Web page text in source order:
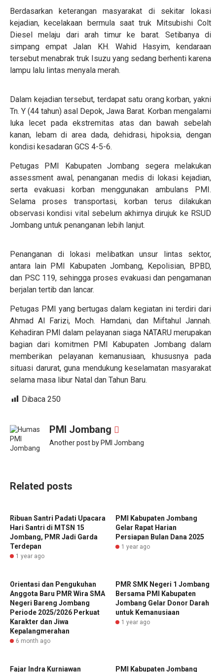
Berdasarkan keterangan masyarakat di sekitar lokasi
kejadian, kecelakaan bermula saat truk Mitsubishi Colt
Diesel melaju dari arah timur ke barat. Setibanya di
simpang empat Jalan KH. Wahid Hasyim, kendaraan
tersebut menabrak truk Isuzu yang sedang berhenti karena
lampu lalu lintas menyala merah.
Dalam kejadian tersebut, terdapat satu orang korban, yakni
Tn. Y (44 tahun) asal Depok, Jawa Barat. Korban mengalami
luka lecet pada ekstremitas atas dan bawah sebelah
kanan, lebam di area dada, dehidrasi, hipoksia, dengan
kondisi kesadaran GCS 4-5-6.
Petugas PMI Kabupaten Jombang segera melakukan
assessment awal, penanganan medis di lokasi kejadian,
serta evakuasi korban menggunakan ambulans PMI.
Selama proses transportasi, korban terus dilakukan
observasi kondisi vital sebelum akhirnya dirujuk ke RSUD
Jombang untuk penanganan lebih lanjut.
Penanganan di lokasi melibatkan unsur lintas sektor,
antara lain PMI Kabupaten Jombang, Kepolisian, BPBD,
dan PSC 119, sehingga proses evakuasi dan pengamanan
berjalan tertib dan lancar.
Petugas PMI yang bertugas dalam kegiatan ini terdiri dari
Ahmad Al Farizi, Moch. Hamdani, dan Miftahul Jannah.
Kehadiran PMI dalam pelayanan siaga NATARU merupakan
bagian dari komitmen PMI Kabupaten Jombang dalam
memberikan pelayanan kemanusiaan, khususnya pada
situasi darurat, guna mendukung keselamatan masyarakat
selama masa libur Natal dan Tahun Baru.
Dibaca 250
PMI Jombang
Another post by PMI Jombang
Related posts
Ribuan Santri Padati Upacara
Hari Santri di MTSN 15
Jombang, PMR Jadi Garda
Terdepan
1 year ago
PMI Kabupaten Jombang
Gelar Rapat Harian
Persiapan Bulan Dana 2025
1 year ago
Orientasi dan Pengukuhan
Anggota Baru PMR Wira SMA
Negeri Bareng Jombang
Periode 2025/2026 Perkuat
Karakter dan Jiwa
Kepalangmerahan
6 month ago
PMR SMK Negeri 1 Jombang
Bersama PMI Kabupaten
Jombang Gelar Donor Darah
untuk Kemanusiaan
1 year ago
Fajar Indra Kurniawan
PMI Kabupaten Jombang